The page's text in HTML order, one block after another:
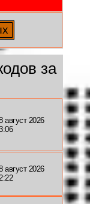
за
август 2026
август 2026